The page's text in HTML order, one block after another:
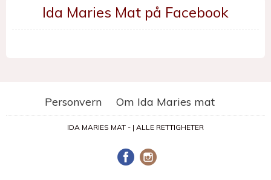
Ida Maries Mat på Facebook
Personvern Om Ida Maries mat
IDA MARIES MAT - | ALLE RETTIGHETER